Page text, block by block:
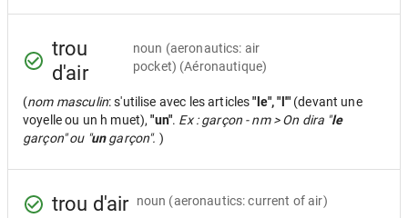
trou
d'air
noun (aeronautics: air
pocket) (Aéronautique)
(nom masculin: s'utilise avec les articles"le", "l'" (devant une
voyelle ou un h muet),"un". Ex : garçon - nm > On dira "le
garçon" ou "ungarçon". )
trou d'air noun (aeronautics: current of air)